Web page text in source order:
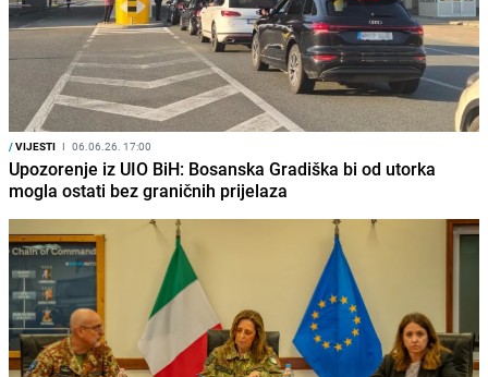
/VIJESTI I 06.06.26. 17:00
Upozorenje iz UIO BiH: Bosanska Gradiška bi od utorka
mogla ostati bez graničnih prijelaza